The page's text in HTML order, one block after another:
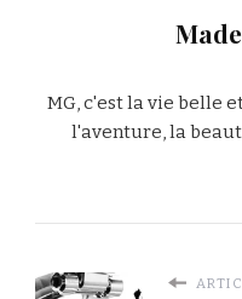
MG, c'est la vie belle
l'aventure, la